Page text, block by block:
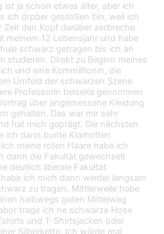
ist ja schon etwas älter, aber ich
ich drpber gestoßen bin, weil ich
Zeit den Kopf darüber zerbreche.
meinem 12 Lebensjahr und habe
schwarz getragen bis ich an
studieren. Direkt zu Beginn meines
und eine Kommilitonin, die
Umfeld der schwarzen Szene
Professorin beiseite genommen
über angemessene Kleidung
gehalten. Das war mir sehr
hat mich geprägt. Die nächsten
ich dann bunte Klamotten
meine roten Haare habe ich
dann die Fakultät gewechselt
deutlich liberale Fakultät
ich mich dann wieder langsam
zu tragen. Mittlerweile habe
halbwegs guten Mittelweg
trage ich ne schwarze Hose
und T-Shirtsjacken oder
Silberkette. Ich würde mal